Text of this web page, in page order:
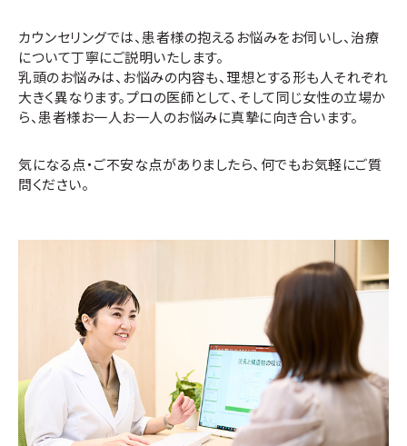
カウンセリングでは、患者様の抱えるお悩みをお伺いし、治療
について丁寧にご説明いたします。
乳頭のお悩みは、お悩みの内容も、理想とする形も人それぞれ
大きく異なります。プロの医師として、そして同じ女性の立場か
ら、患者様お一人お一人のお悩みに真摯に向き合います。
気になる点・ご不安な点がありましたら、何でもお気軽にご質
問ください。